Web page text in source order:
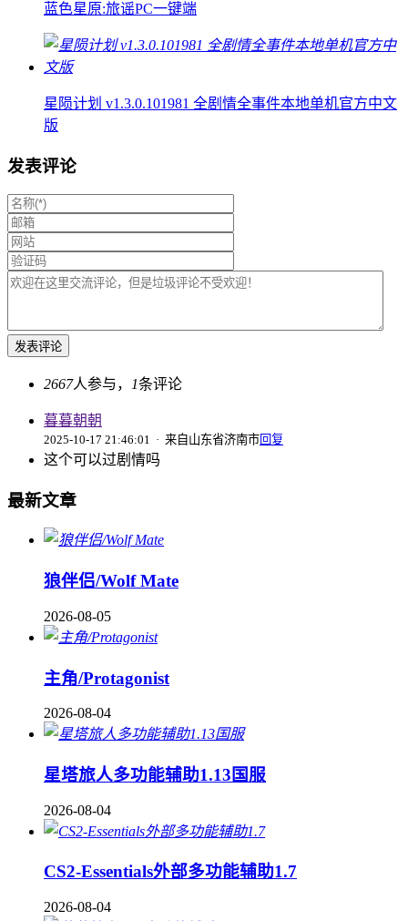
蓝色星原:旅谣PC一键端
星陨计划 v1.3.0.101981 全剧情全事件本地单机官方中文
版
发表评论
2667人参与， 1条评论
暮暮朝朝
2025-10-17 21:46:01 · 来自山东省济南市 回复
这个可以过剧情吗
最新文章
狼伴侣/Wolf Mate
2026-08-05
主角/Protagonist
2026-08-04
星塔旅人多功能辅助1.13国服
2026-08-04
CS2-Essentials外部多功能辅助1.7
2026-08-04